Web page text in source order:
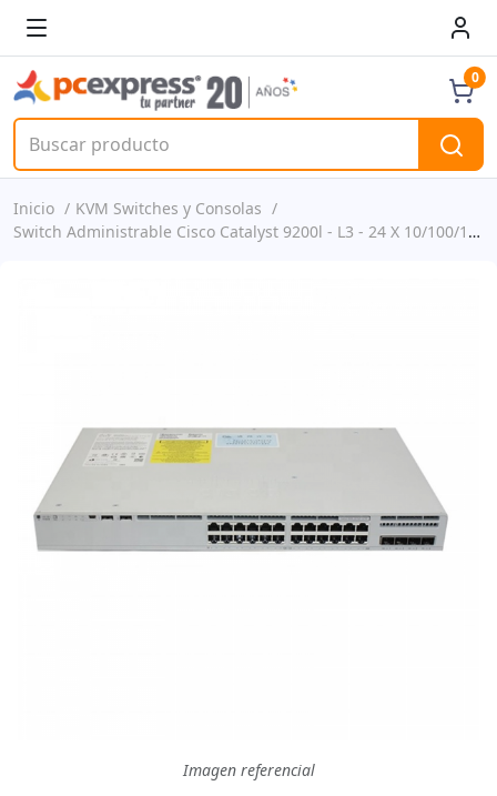
0
Inicio
KVM Switches y Consolas
Switch Administrable Cisco Catalyst 9200l - L3 - 24 X 10/100/1000 (poe+) + 4 X Gigabit Sfp (enlace Ascendente) - Montaje En Rack - Poe+ (740 W) P/n C9200l-24p-4g-e
Imagen referencial